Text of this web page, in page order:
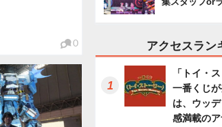
0 アクセスラン
「トイ・
一番くじ
は、ウッ
感満載の